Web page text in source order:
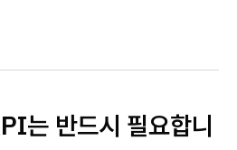
는 반드시 필요합니